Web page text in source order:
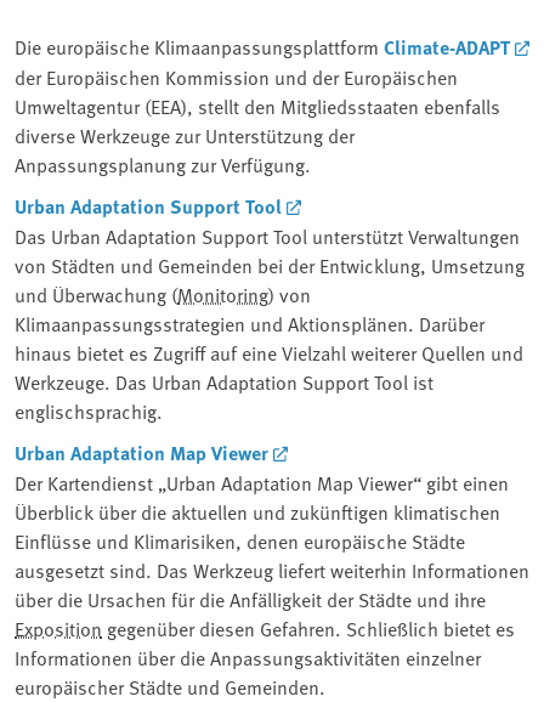
Die europäische Klimaanpassungsplattform Climate-ADAPT
der Europäischen Kommission und der Europäischen
Umweltagentur (EEA), stellt den Mitgliedsstaaten ebenfalls
diverse Werkzeuge zur Unterstützung der
Anpassungsplanung zur Verfügung.
Urban Adaptation Support Tool
Das Urban Adaptation Support Tool unterstützt Verwaltungen
von Städten und Gemeinden bei der Entwicklung, Umsetzung
und Überwachung (Monitoring) von
Klimaanpassungsstrategien und Aktionsplänen. Darüber
hinaus bietet es Zugriff auf eine Vielzahl weiterer Quellen und
Werkzeuge. Das Urban Adaptation Support Tool ist
englischsprachig.
Urban Adaptation Map Viewer
Der Kartendienst „Urban Adaptation Map Viewer“ gibt einen
Überblick über die aktuellen und zukünftigen klimatischen
Einflüsse und Klimarisiken, denen europäische Städte
ausgesetzt sind. Das Werkzeug liefert weiterhin Informationen
über die Ursachen für die Anfälligkeit der Städte und ihre
Exposition gegenüber diesen Gefahren. Schließlich bietet es
Informationen über die Anpassungsaktivitäten einzelner
europäischer Städte und Gemeinden.